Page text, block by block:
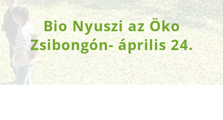
Bio Nyuszi az Öko
Zsibongón- április 24.